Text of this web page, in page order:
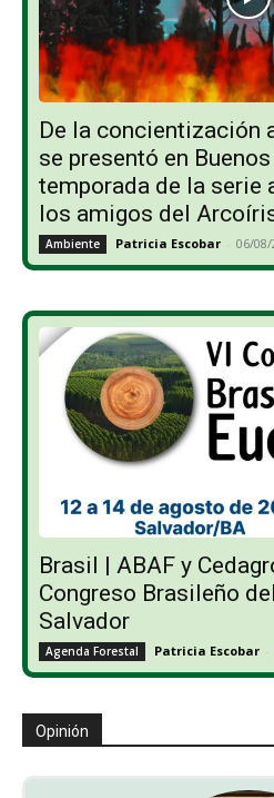
De la concientización
se presentó en
temporada de la serie
los amigos del
Ambiente Patricia Escobar - 06/08/
Brasil | ABAF y
Congreso Brasileño
Salvador
Agenda Forestal Patricia Escobar -
Opinión